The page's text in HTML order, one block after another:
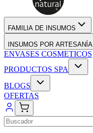
FAMILIA DE INSUMOS
INSUMOS POR ARTESANÍA
ENVASES COSMETICOS
PRODUCTOS SPA
BLOGS
OFERTAS